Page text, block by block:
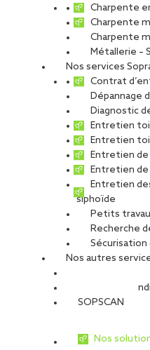
Charpente
Charpente
Charpente
Métallerie –
Nos services
Contrat
Dépannage
Diagnostic
Entretien
Entretien
Entretien
Entretien
Entretien
siphoïde
Petits
Recherche
Nos autres
Sécurité
SOPSCAN
Nos